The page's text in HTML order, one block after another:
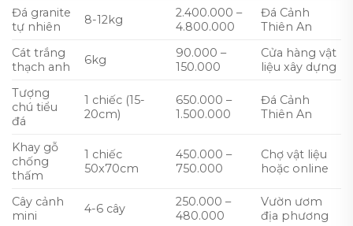
Đá granite
tự nhiên
8-12kg
2.400.000 –
4.800.000
Đá Cảnh
Thiên An
Cát trắng
thạch anh
6kg
90.000 –
150.000
Cửa hàng vật
liệu xây dựng
Tượng
chú tiểu
đá
1 chiếc (15-
20cm)
650.000 –
1.500.000
Đá Cảnh
Thiên An
Khay gỗ
chống
thấm
1 chiếc
50x70cm
450.000 –
750.000
Chợ vật liệu
hoặc online
Cây cảnh
mini
4-6 cây
250.000 –
480.000
Vườn ươm
địa phương